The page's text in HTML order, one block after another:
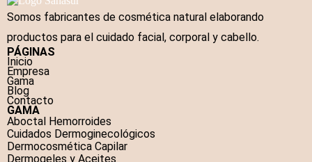
Somos fabricantes de cosmética natural elaborando
productos para el cuidado facial, corporal y cabello.
PÁGINAS
Inicio
Empresa
Gama
Blog
Contacto
GAMA
Aboctal Hemorroides
Cuidados Dermoginecológicos
Dermocosmética Capilar
Dermogeles y Aceites